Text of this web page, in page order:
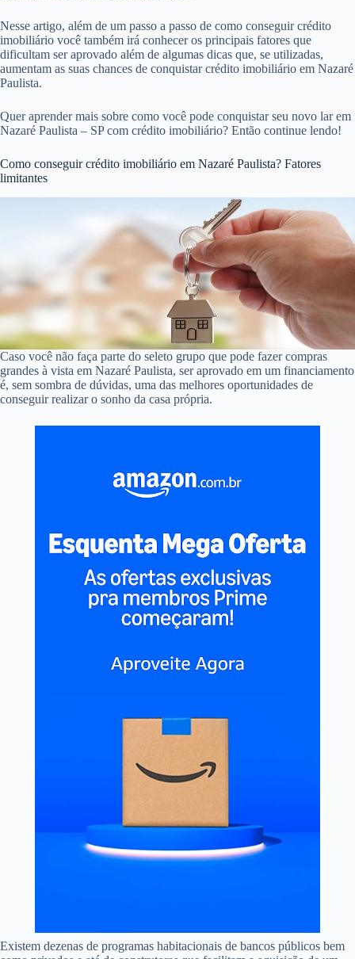
Nesse artigo, além de um passo a passo de como conseguir crédito
imobiliário você também irá conhecer os principais fatores que
dificultam ser aprovado além de algumas dicas que, se utilizadas,
aumentam as suas chances de conquistar crédito imobiliário em Nazaré
Paulista.
Quer aprender mais sobre como você pode conquistar seu novo lar em
Nazaré Paulista – SP com crédito imobiliário? Então continue lendo!
Como conseguir crédito imobiliário em Nazaré Paulista? Fatores
limitantes
Caso você não faça parte do seleto grupo que pode fazer compras
grandes à vista em Nazaré Paulista, ser aprovado em um financiamento
é, sem sombra de dúvidas, uma das melhores oportunidades de
conseguir realizar o sonho da casa própria.
Existem dezenas de programas habitacionais de bancos públicos bem